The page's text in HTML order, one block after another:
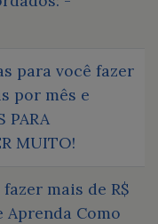
para você fazer
por mês e
PARA
MUITO!
mais de R$
Como